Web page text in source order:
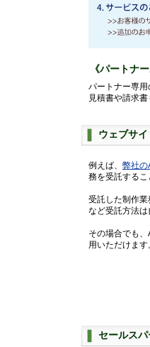
《パートナ
パートナー専
見積書や請求
ウェブサ
例えば、 弊社の
務を受託するこ
受託した制作
など受託方法は
その場合でも
用いただけます
セールス